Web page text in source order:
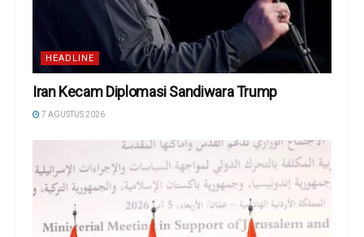
HEADLINE
Iran Kecam Diplomasi Sandiwara Trump
7 AGUSTUS 2026